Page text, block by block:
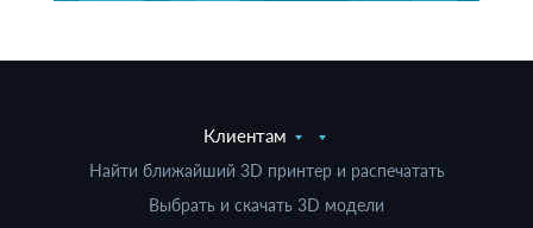
Клиентам
Найти ближайший 3D принтер и распечатать
Выбрать и скачать 3D модели